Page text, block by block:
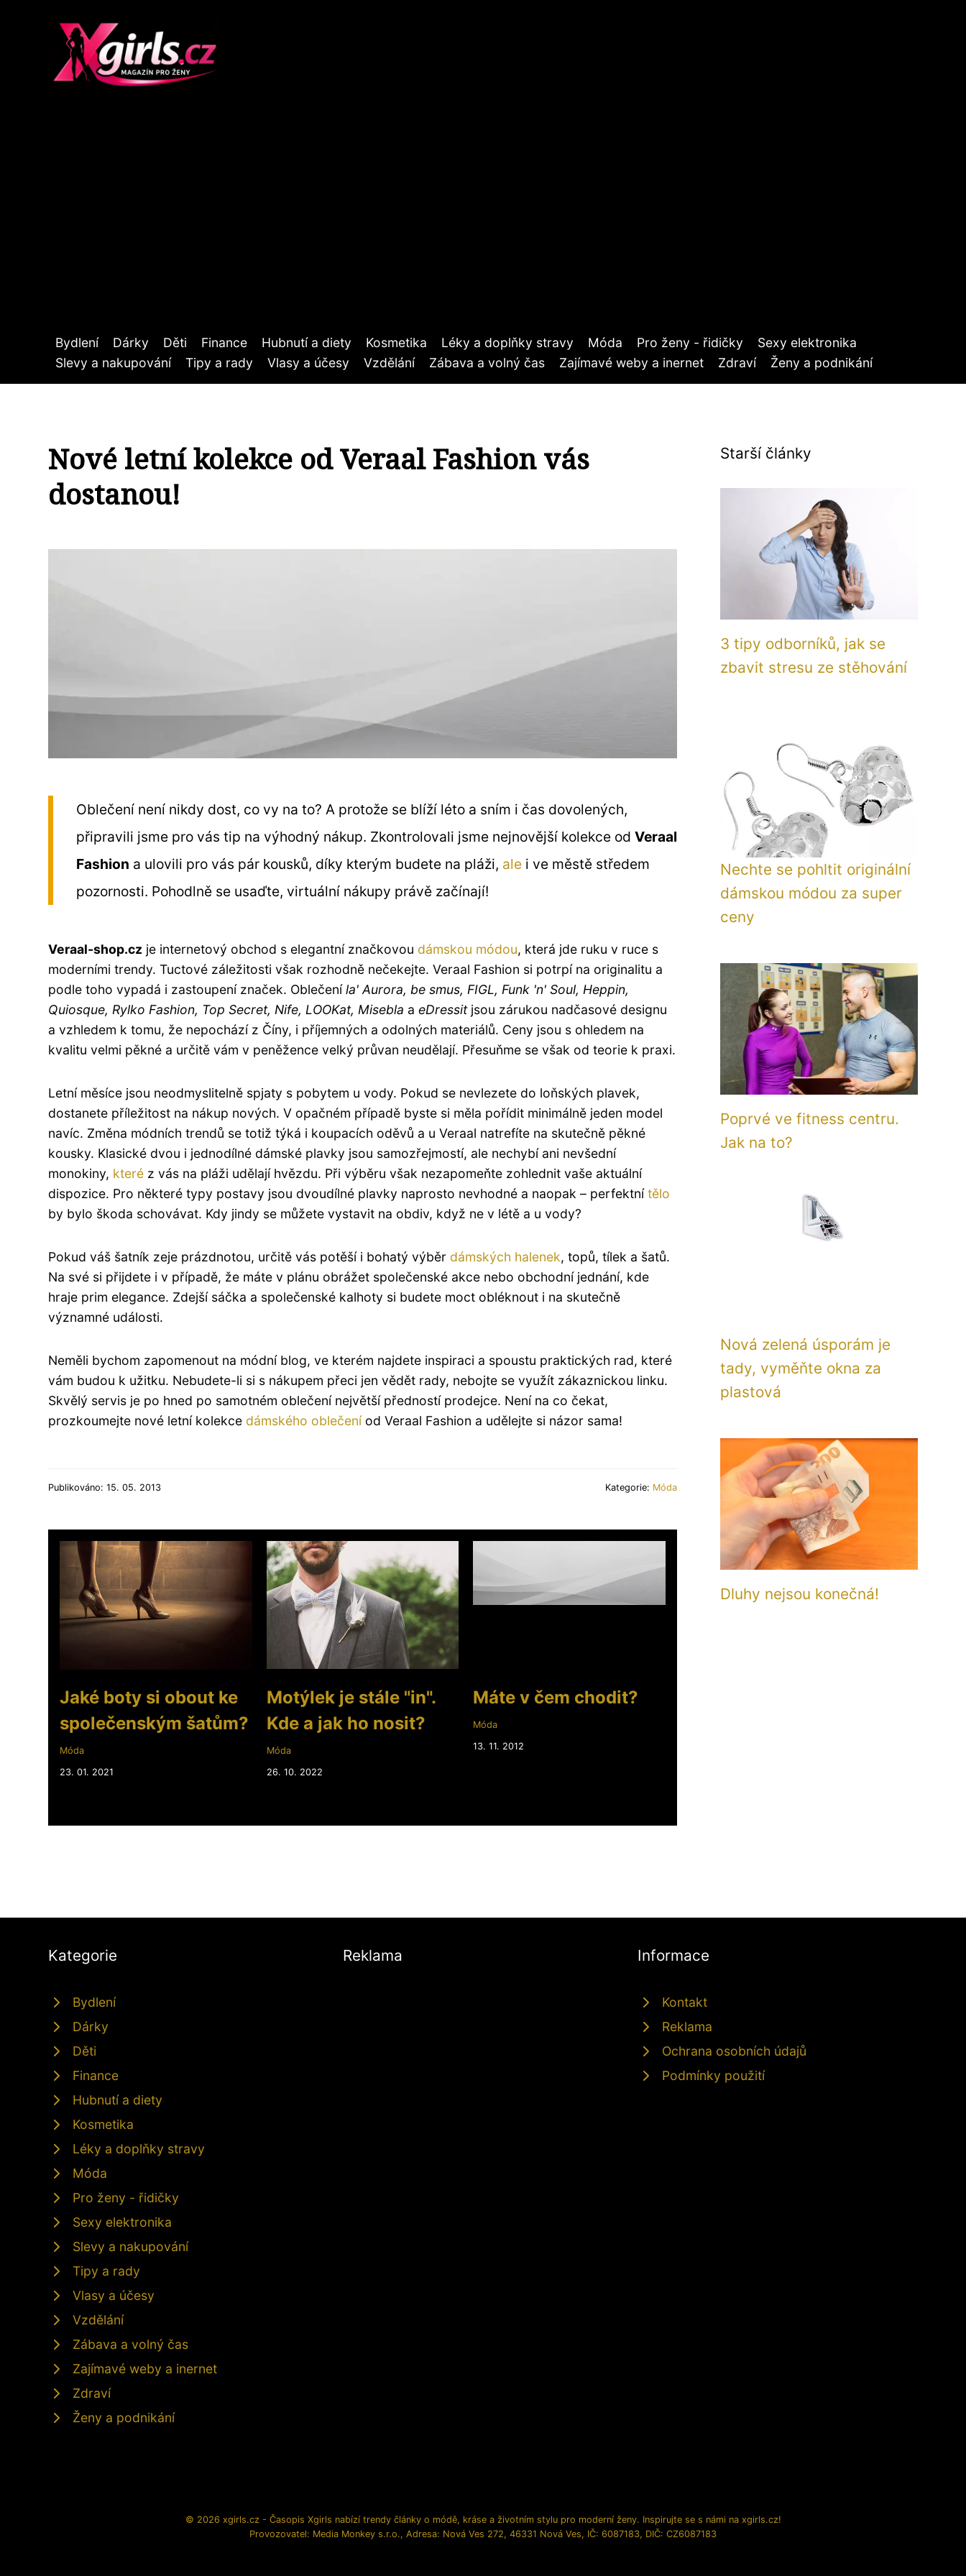
Bydlení Dárky Děti Finance Hubnutí a diety Kosmetika Léky a doplňky stravy Móda Pro ženy - řidičky
Sexy elektronika
Slevy a nakupování
Tipy a rady Vlasy a účesy Vzdělání Zábava a volný čas Zajímavé weby a inernet Zdraví Ženy a podnikání
Nové letní kolekce od Veraal Fashion vás
dostanou!
Oblečení není nikdy dost, co vy na to? A protože se blíží léto a sním i čas dovolených,
připravili jsme pro vás tip na výhodný nákup. Zkontrolovali jsme nejnovější kolekce od Veraal
Fashion a ulovili pro vás pár kousků, díky kterým budete na pláži, ale i ve městě středem
pozornosti. Pohodlně se usaďte, virtuální nákupy právě začínají!
Veraal-shop.cz je internetový obchod s elegantní značkovou dámskou módou, která jde ruku v ruce s
moderními trendy. Tuctové záležitosti však rozhodně nečekejte. Veraal Fashion si potrpí na originalitu a
podle toho vypadá i zastoupení značek. Oblečeníla' Aurora, be smus, FIGL, Funk 'n' Soul, Heppin,
Quiosque, Rylko Fashion, Top Secret, Nife, LOOKat, Misebla a eDressitjsou zárukou nadčasové designu
a vzhledem k tomu, že nepochází z Číny, i příjemných a odolných materiálů. Ceny jsou s ohledem na
kvalitu velmi pěkné a určitě vám v peněžence velký průvan neudělají. Přesuňme se však od teorie k praxi.
Letní měsíce jsou neodmyslitelně spjaty s pobytem u vody. Pokud se nevlezete do loňských plavek,
dostanete příležitost na nákup nových. V opačném případě byste si měla pořídit minimálně jeden model
navíc. Změna módních trendů se totiž týká i koupacích oděvů a u Veraal natrefíte na skutečně pěkné
kousky. Klasické dvou i jednodílné dámské plavky jsou samozřejmostí, ale nechybí ani nevšední
monokiny, které z vás na pláži udělají hvězdu. Při výběru však nezapomeňte zohlednit vaše aktuální
dispozice. Pro některé typy postavy jsou dvoudílné plavky naprosto nevhodné a naopak – perfektnítělo
by bylo škoda schovávat. Kdy jindy se můžete vystavit na obdiv, když ne v létě a u vody?
Pokud váš šatník zeje prázdnotou, určitě vás potěší i bohatý výběr dámských halenek, topů, tílek a šatů.
Na své si přijdete i v případě, že máte v plánu obrážet společenské akce nebo obchodní jednání, kde
hraje prim elegance. Zdejší sáčka a společenské kalhoty si budete moct obléknout i na skutečně
významné události.
Neměli bychom zapomenout na módní blog, ve kterém najdete inspiraci a spoustu praktických rad, které
vám budou k užitku. Nebudete-li si s nákupem přeci jen vědět rady, nebojte se využít zákaznickou linku.
Skvělý servis je po hned po samotném oblečení největší předností prodejce. Není na co čekat,
prozkoumejte nové letní kolekce dámského oblečeníod Veraal Fashion a udělejte si názor sama!
Publikováno: 15. 05. 2013 Kategorie: Móda
Jaké boty si obout ke
společenským šatům?
Móda
23. 01. 2021
Motýlek je stále "in".
Kde a jak ho nosit?
Móda
26. 10. 2022
Máte v čem chodit?
Móda
13. 11. 2012
Starší články
3 tipy odborníků, jak se
zbavit stresu ze stěhování
Nechte se pohltit originální
dámskou módou za super
ceny
Poprvé ve fitness centru.
Jak na to?
Nová zelená úsporám je
tady, vyměňte okna za
plastová
Dluhy nejsou konečná!
Kategorie
Bydlení
Dárky
Děti
Finance
Hubnutí a diety
Kosmetika
Léky a doplňky stravy
Móda
Pro ženy - řidičky
Sexy elektronika
Slevy a nakupování
Tipy a rady
Vlasy a účesy
Vzdělání
Zábava a volný čas
Zajímavé weby a inernet
Zdraví
Ženy a podnikání
Reklama Informace
Kontakt
Reklama
Ochrana osobních údajů
Podmínky použití
© 2026 xgirls.cz - Časopis Xgirls nabízí trendy články o módě, kráse a životním stylu pro moderní ženy. Inspirujte se s námi na xgirls.cz!
Provozovatel: Media Monkey s.r.o., Adresa: Nová Ves 272, 46331 Nová Ves, IČ: 6087183, DIČ: CZ6087183